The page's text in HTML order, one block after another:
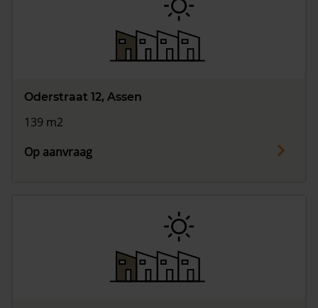
Oderstraat 12, Assen
139 m2
Op aanvraag